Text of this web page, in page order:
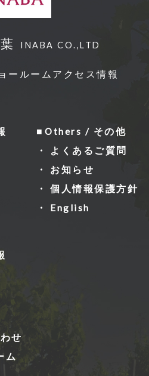
ティの向上のため、
クスを使⽤し、当サ
のデータ収集及び解
集する場合がありま
収集される情報は個
ではありません。
Googleのプライバ
て管理されます。
利⽤をもって、上述
理に関し、お客様に
のとみなします。
ーポリシー
intl/ja/poli
INABA CO.,LTD
ールーム アクセス情報
Others / その他
よくあるご質問
お知らせ
個人情報保護方針
English
せ
ム